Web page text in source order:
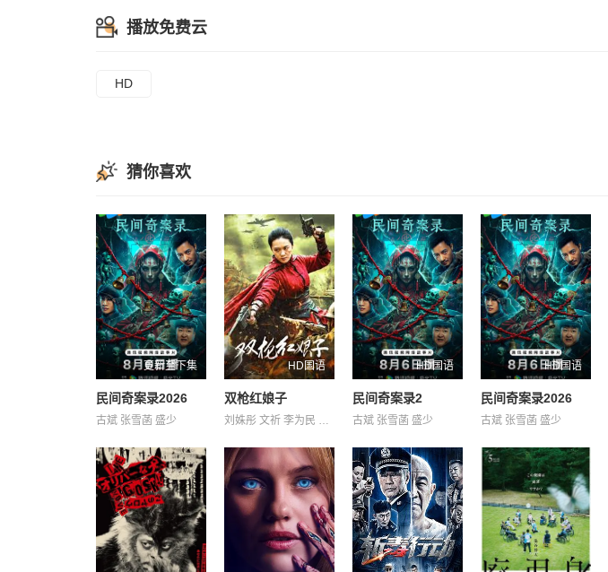
播放免费云
HD
猜你喜欢
更新至下集
民间奇案录2026
古斌 张雪菡 盛少
HD国语
双枪红娘子
刘姝彤 文祈 李为民 王品一 王岗岗 王程 谢宁 邱晨阳 陈之辉 魏兆雄
HD国语
民间奇案录2
古斌 张雪菡 盛少
HD国语
民间奇案录2026
古斌 张雪菡 盛少